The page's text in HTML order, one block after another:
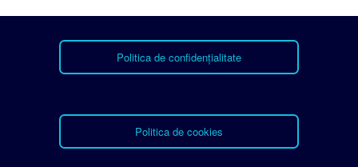
Politica de confidențialitate
Politica de cookies